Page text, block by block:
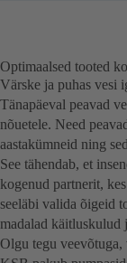
Optimaalsed tooted
Värske ja puhas vesi
Tänapäeval peavad
nõuetele. Need
aastakümneid ning
See tähendab, et
kogenud partnerit,
seeläbi valida õigeid
madalad käitluskulud
Olgu tegu veevõtuga,